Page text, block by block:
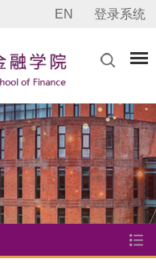
EN 登录系统